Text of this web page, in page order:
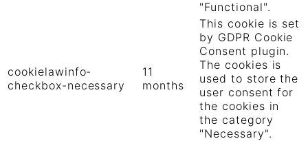
"Functional".
cookielawinfo-
checkbox-necessary
11
months
This cookie is set
by GDPR Cookie
Consent plugin.
The cookies is
used to store the
user consent for
the cookies in
the category
"Necessary".